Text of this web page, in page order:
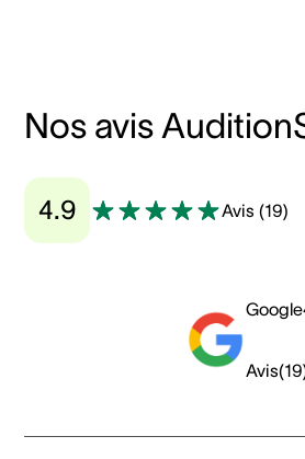
Nos avis
4.9 Avis (19)
Google
Avis(19